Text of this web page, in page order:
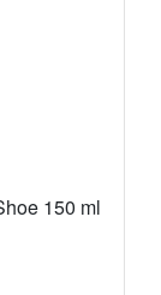
150 ml